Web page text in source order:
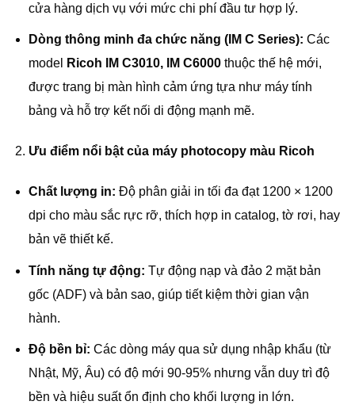
cửa hàng dịch vụ với mức chi phí đầu tư hợp lý.
Dòng thông minh đa chức năng (IM C Series): Các
model
Ricoh IM C3010, IM C6000thuộc thế hệ mới,
được trang bị màn hình cảm ứng tựa như máy tính
bảng và hỗ trợ kết nối di động mạnh mẽ.
Ưu điểm nổi bật của máy photocopy màu Ricoh
Chất lượng in: Độ phân giải in tối đa đạt 1200 × 1200
dpi cho màu sắc rực rỡ, thích hợp in catalog, tờ rơi, hay
bản vẽ thiết kế.
Tính năng tự động: Tự động nạp và đảo 2 mặt bản
gốc (ADF) và bản sao, giúp tiết kiệm thời gian vận
hành.
Độ bền bỉ: Các dòng máy qua sử dụng nhập khẩu (từ
Nhật, Mỹ, Âu) có độ mới 90-95% nhưng vẫn duy trì độ
bền và hiệu suất ổn định cho khối lượng in lớn.